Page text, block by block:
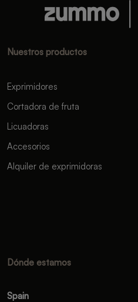
Nuestros productos
Exprimidores
Cortadora de fruta
Licuadoras
Accesorios
Alquiler de exprimidoras
Dónde estamos
Spain